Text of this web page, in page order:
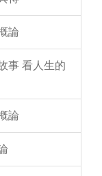
論
事 看人生的
論